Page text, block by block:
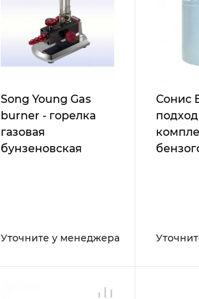
Song Young Gas
burner - горелка
газовая
бунзеновская
Уточните у менеджера
Сонис